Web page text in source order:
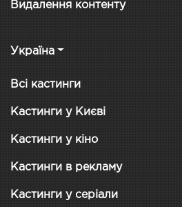
Видалення контенту
Україна
Всі кастинги
Кастинги у Києві
Кастинги у кіно
Кастинги в рекламу
Кастинги у серіали